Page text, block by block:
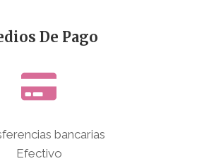
De Pago
bancarias
Efectivo